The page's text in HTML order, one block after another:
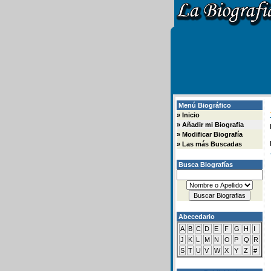
Menú Biográfico
» Inicio
» Añadir mi Biografia
» Modificar Biografía
» Las más Buscadas
Busca Biografías
Abecedario
A B C D E F G H
I
J
K L M N O P Q
R
S T U V W X Y Z #